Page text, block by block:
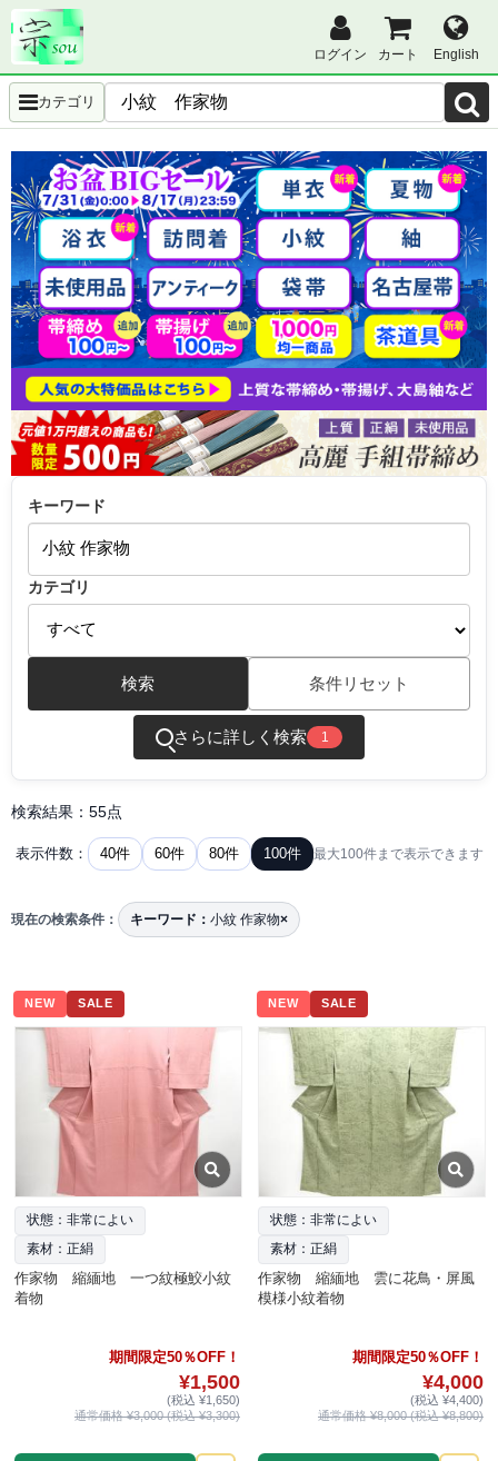
ログイン カート English
カテゴリ
キーワード
カテゴリ
検索 条件リセット
さらに詳しく検索 1
検索結果：55点
表示件数： 40件 60件 80件 100件 最大100件まで表示できます
現在の検索条件： キーワード： 小紋 作家物×
NEW SALE
状態：非常によい
素材：正絹
作家物 縮緬地 一つ紋極鮫小紋
着物
期間限定50％OFF！
¥1,500
(税込 ¥1,650)
通常価格 ¥3,000 (税込 ¥3,300)
NEW SALE
状態：非常によい
素材：正絹
作家物 縮緬地 雲に花鳥・屏風
模様小紋着物
期間限定50％OFF！
¥4,000
(税込 ¥4,400)
通常価格 ¥8,000 (税込 ¥8,800)